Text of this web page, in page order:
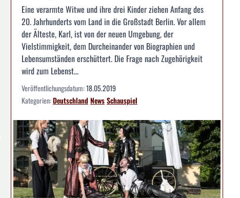
Eine verarmte Witwe und ihre drei Kinder ziehen Anfang des
20. Jahrhunderts vom Land in die Großstadt Berlin. Vor allem
der Älteste, Karl, ist von der neuen Umgebung, der
Vielstimmigkeit, dem Durcheinander von Biographien und
Lebensumständen erschüttert. Die Frage nach Zugehörigkeit
wird zum Lebenst...
Veröffentlichungsdatum:18.05.2019
Kategorien:DeutschlandNewsSchauspiel